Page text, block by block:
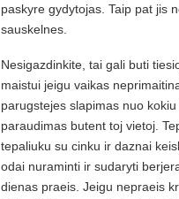
paskyre gydytojas. Taip pat jis
sauskelnes.
Nesigazdinkite, tai gali buti
maistui jeigu vaikas
parugstejes slapimas nuo
paraudimas butent toj vietoj.
tepaliuku su cinku ir daznai
odai nuraminti ir sudaryti
dienas praeis. Jeigu nepraeis